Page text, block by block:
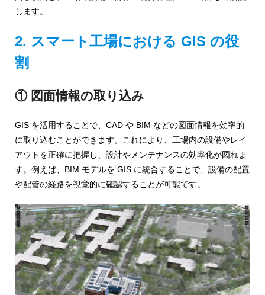
活
め
の
GIS・
地
図
シ
ス
オ・
等
地
活
用
を
ご
紹
介
します。
2. スマート工場における GIS の役
割
① 図面情報の取り込み
GIS を活用することで、CAD や BIM などの図面情報を効率的
に取り込むことができます。これにより、工場内の設備やレイ
アウトを正確に把握し、設計やメンテナンスの効率化が図れま
す。例えば、BIM モデルを GIS に統合することで、設備の配置
や配管の経路を視覚的に確認することが可能です。